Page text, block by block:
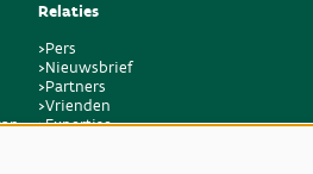
Relaties
>Pers
>Nieuwsbrief
>Partners
>Vrienden
>Expertise